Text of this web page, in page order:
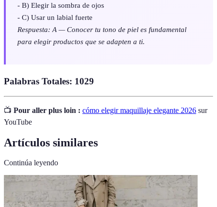
- B) Elegir la sombra de ojos
- C) Usar un labial fuerte
Respuesta: A — Conocer tu tono de piel es fundamental
para elegir productos que se adapten a ti.
Palabras Totales: 1029
📺 Pour aller plus loin : cómo elegir maquillaje elegante 2026 sur
YouTube
Artículos similares
Continúa leyendo